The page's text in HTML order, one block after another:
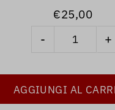
€25,00
- +